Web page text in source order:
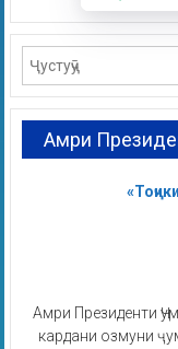
Амри
Амри Президенти
кардани озмуни